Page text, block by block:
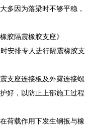
多因为落梁时不够平稳，
胶隔震橡胶支座》
安排专人进行隔震橡胶支
支座连接板及外露连接螺
好，以防止上部施工过程
荷载作用下发生钢扳与橡